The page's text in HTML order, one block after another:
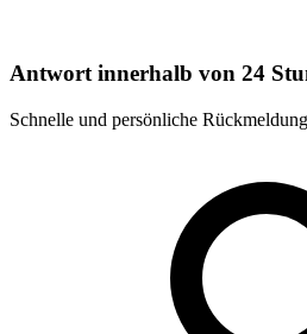
Antwort innerhalb von 24
Schnelle und persönliche